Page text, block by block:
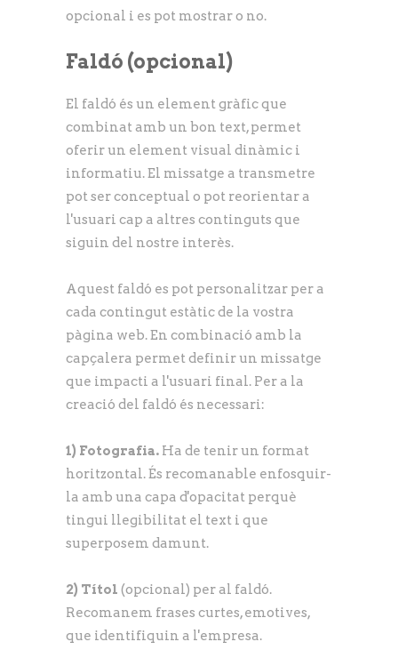
opcional i es pot mostrar o no.
Faldó (opcional)
El faldó és un element gràfic que
combinat amb un bon text, permet
oferir un element visual dinàmic i
informatiu. El missatge a transmetre
pot ser conceptual o pot reorientar a
l'usuari cap a altres continguts que
siguin del nostre interès.
Aquest faldó es pot personalitzar per a
cada contingut estàtic de la vostra
pàgina web. En combinació amb la
capçalera permet definir un missatge
que impacti a l'usuari final. Per a la
creació del faldó és necessari:
1) Fotografia. Ha de tenir un format
horitzontal. És recomanable enfosquir-
la amb una capa d'opacitat perquè
tingui llegibilitat el text i que
superposem damunt.
2) Títol (opcional) per al faldó.
Recomanem frases curtes, emotives,
que identifiquin a l'empresa.